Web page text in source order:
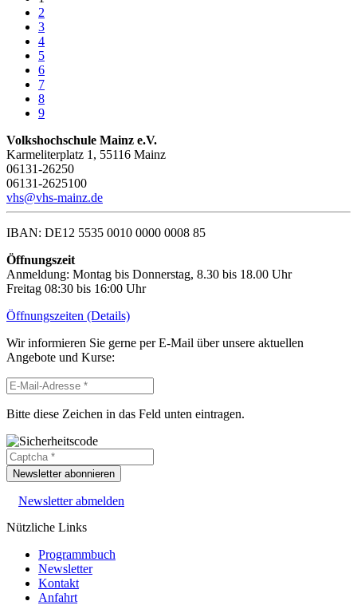
2
3
4
5
6
7
8
9
Volkshochschule Mainz e.V.
Karmeliterplatz 1, 55116 Mainz
06131-26250
06131-2625100
vhs@vhs-mainz.de
IBAN: DE12 5535 0010 0000 0008 85
Öffnungszeit
Anmeldung: Montag bis Donnerstag, 8.30 bis 18.00 Uhr
Freitag 08:30 bis 16:00 Uhr
Öffnungszeiten (Details)
Wir informieren Sie gerne per E-Mail über unsere aktuellen
Angebote und Kurse:
Bitte diese Zeichen in das Feld unten eintragen.
Newsletter abonnieren
Newsletter abmelden
Nützliche Links
Programmbuch
Newsletter
Kontakt
Anfahrt